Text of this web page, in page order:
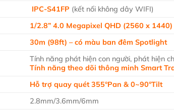
IPC-S41FP (kết nối không dây WIFI)
1/2.8” 4.0 Megapixel QHD (2560 x 1440)
30m (98ft) – có màu ban đêm Spotlight
Tính năng phát hiện con người, phát hiện
Tính năng theo dõi thông minh Smart
Hỗ trợ quay quét 355°Pan & 0~90°Tilt
2.8mm/3.6mm/6mm